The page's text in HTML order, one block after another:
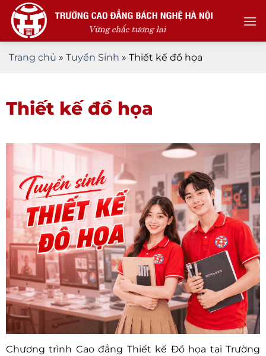
Skip
content
Trang chủ » Tuyển Sinh » Thiết kế đồ họa
Thiết kế đồ họa
Chương trình Cao đẳng Thiết kế Đồ họa tại Trường